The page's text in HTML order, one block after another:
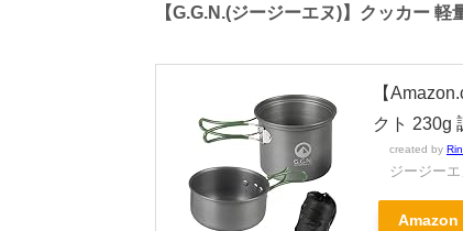
【G.G.N.(ジージーエヌ)】クッカー 軽
【
クト 230g
created by
ジージー
Amazon